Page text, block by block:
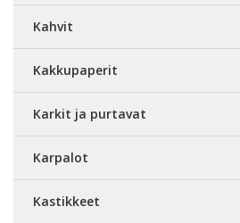
Kahvit
Kakkupaperit
Karkit ja purtavat
Karpalot
Kastikkeet